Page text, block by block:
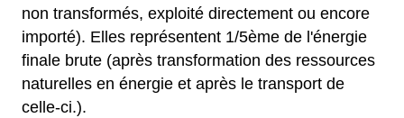
non transformés, exploité directement ou encore
importé). Elles représentent 1/5ème de l'énergie
finale brute (après transformation des ressources
naturelles en énergie et après le transport de
celle-ci.).